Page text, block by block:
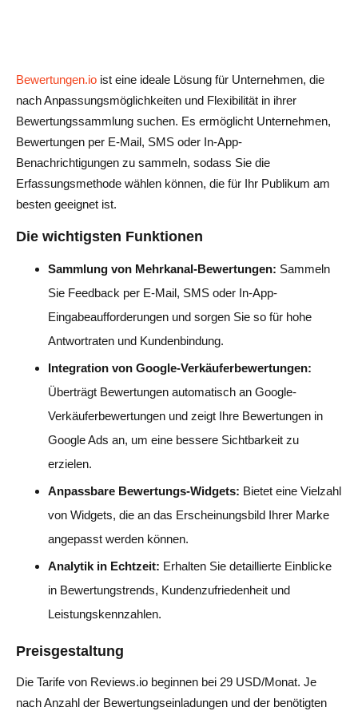
Bewertungen.io ist eine ideale Lösung für Unternehmen, die
nach Anpassungsmöglichkeiten und Flexibilität in ihrer
Bewertungssammlung suchen. Es ermöglicht Unternehmen,
Bewertungen per E-Mail, SMS oder In-App-
Benachrichtigungen zu sammeln, sodass Sie die
Erfassungsmethode wählen können, die für Ihr Publikum am
besten geeignet ist.
Die wichtigsten Funktionen
Sammlung von Mehrkanal-Bewertungen: Sammeln
Sie Feedback per E-Mail, SMS oder In-App-
Eingabeaufforderungen und sorgen Sie so für hohe
Antwortraten und Kundenbindung.
Integration von Google-Verkäuferbewertungen:
Überträgt Bewertungen automatisch an Google-
Verkäuferbewertungen und zeigt Ihre Bewertungen in
Google Ads an, um eine bessere Sichtbarkeit zu
erzielen.
Anpassbare Bewertungs-Widgets: Bietet eine Vielzahl
von Widgets, die an das Erscheinungsbild Ihrer Marke
angepasst werden können.
Analytik in Echtzeit: Erhalten Sie detaillierte Einblicke
in Bewertungstrends, Kundenzufriedenheit und
Leistungskennzahlen.
Preisgestaltung
Die Tarife von Reviews.io beginnen bei 29 USD/Monat. Je
nach Anzahl der Bewertungseinladungen und der benötigten